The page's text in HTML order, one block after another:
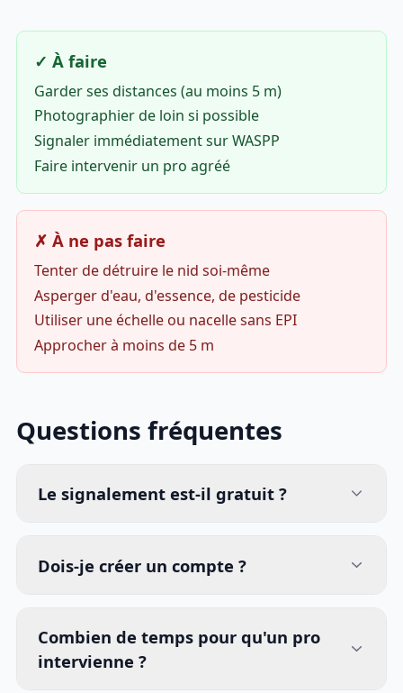
✓ À faire
Garder ses distances (au moins 5 m)
Photographier de loin si possible
Signaler immédiatement sur WASPP
Faire intervenir un pro agréé
✗ À ne pas faire
Tenter de détruire le nid soi-même
Asperger d'eau, d'essence, de pesticide
Utiliser une échelle ou nacelle sans EPI
Approcher à moins de 5 m
Questions fréquentes
Le signalement est-il gratuit ?
Dois-je créer un compte ?
Combien de temps pour qu'un pro
intervienne ?